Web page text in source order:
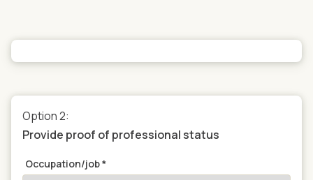
Option 2:
Provide proof of professional status
Occupation/job*